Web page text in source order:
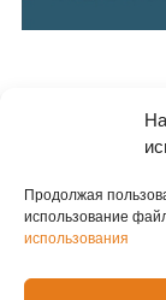
Продолжая
использование
использования
Новости
Новости СМИ2